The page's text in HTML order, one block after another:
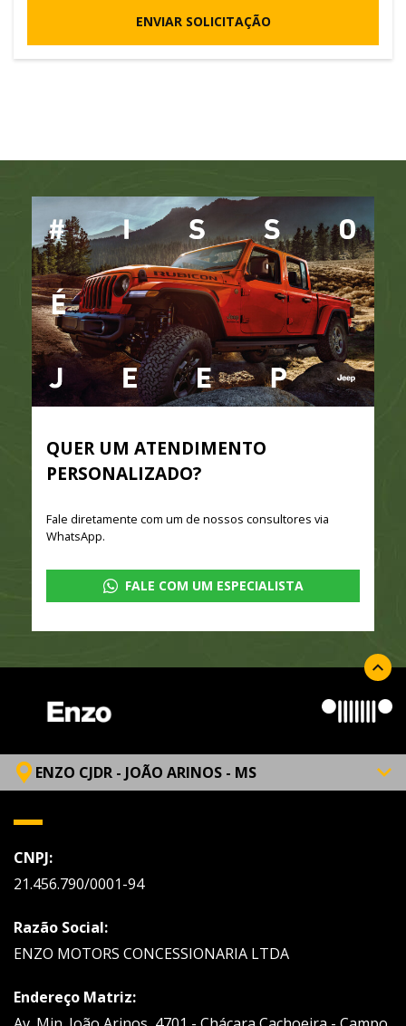
ENVIAR SOLICITAÇÃO
QUER UM ATENDIMENTO
PERSONALIZADO?
Fale diretamente com um de nossos consultores via
WhatsApp.
FALE COM UM ESPECIALISTA
ENZO CJDR - JOÃO ARINOS - MS
CNPJ:
21.456.790/0001-94
Razão Social:
ENZO MOTORS CONCESSIONARIA LTDA
Endereço Matriz: